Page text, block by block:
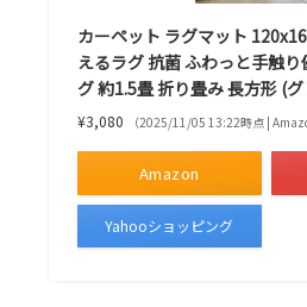
カーペット ラグマット
えるラグ 抗菌 ふわっと手触
グ 約1.5畳 折り畳み 長方形 (
¥3,080 （2025/11/05 13:22時点 |
Amazon
Yahooショッピング